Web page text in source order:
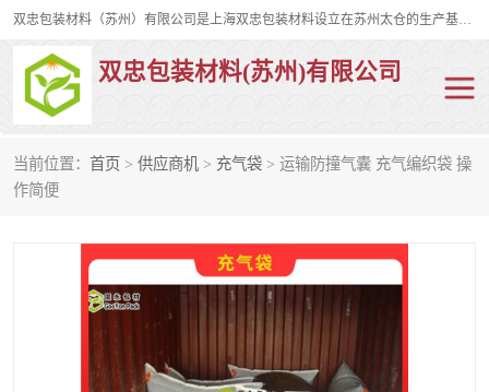
双忠包装材料（苏州）有限公司是上海双忠包装材料设立在苏州太仓的生产基地，占地约2万平米，产品主要有打孔缠绕膜，拉伸蜂窝纸，集装箱充气袋，滑托板，打包带，裹包网兜，防滑纸等箱体和托盘的运输和保护性包材。固永包材®，GooYon Pack®，是我们保护性包装材料的专属品牌。
双忠包装材料(苏州)有限公司
当前位置： 首页 > 供应商机 > 充气袋 > 运输防撞气囊 充气编织袋 操
作简便
打孔缠绕膜
裹包网兜 纤维打包带
充气袋
缠绕膜